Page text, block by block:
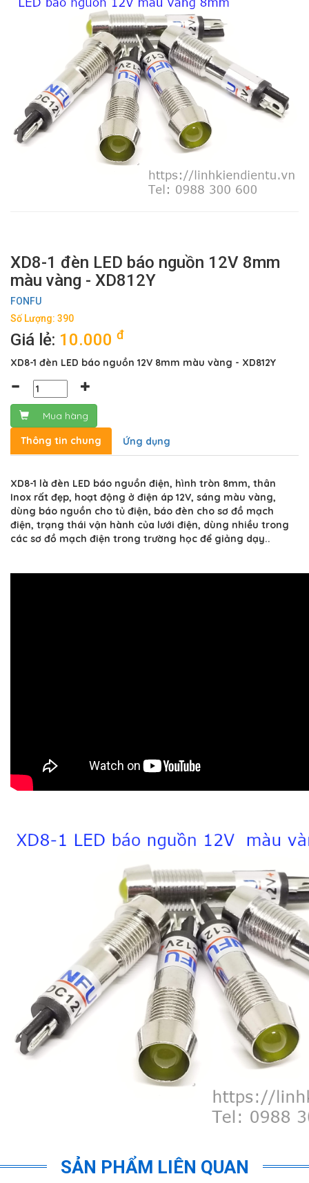
XD8-1 đèn LED báo nguồn 12V 8mm
màu vàng - XD812Y
FONFU
Số Lượng: 390
Giá lẻ: 10.000 đ
XD8-1 đèn LED báo nguồn 12V 8mm màu vàng - XD812Y
Mua hàng
Thông tin chung
Ứng dụng
XD8-1 là đèn LED báo nguồn điện, hình tròn 8mm, thân
Inox rất đẹp, hoạt động ở điện áp 12V, sáng màu vàng,
dùng báo nguồn cho tủ điện, báo đèn cho sơ đồ mạch
điện, trạng thái vận hành của lưới điện, dùng nhiều trong
các sơ đồ mạch điện trong trường học để giảng dạy..
SẢN PHẨM LIÊN QUAN